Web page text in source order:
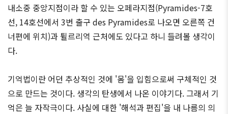
내소중 중앙지점이라 할 수 있는 오페라지점(Pyramides-7호
선, 14호선에서 3번 출구 des Pyramides로 나오면 오른쪽 건
너편에 위치)과 튈르리역 근처에도 있다고 하니 들려볼 생각이
다.
기억법이란 어던 추상적인 것에 '몸'을 입힘으로써 구체적인 것
으로 만드는 것이다. 생각의 탄생에서 나온 이야기다. 그래서 기
억은 늘 자작극이다. 사실에 대한 '해석과 편집'을 내 나름의 의